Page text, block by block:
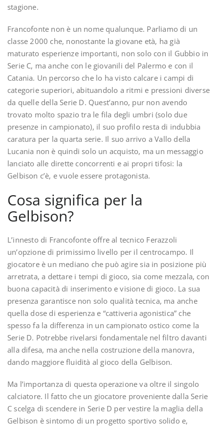
stagione.
Francofonte non è un nome qualunque. Parliamo di un
classe 2000 che, nonostante la giovane età, ha già
maturato esperienze importanti, non solo con il Gubbio in
Serie C, ma anche con le giovanili del Palermo e con il
Catania. Un percorso che lo ha visto calcare i campi di
categorie superiori, abituandolo a ritmi e pressioni diverse
da quelle della Serie D. Quest’anno, pur non avendo
trovato molto spazio tra le fila degli umbri (solo due
presenze in campionato), il suo profilo resta di indubbia
caratura per la quarta serie. Il suo arrivo a Vallo della
Lucania non è quindi solo un acquisto, ma un messaggio
lanciato alle dirette concorrenti e ai propri tifosi: la
Gelbison c’è, e vuole essere protagonista.
Cosa significa per la
Gelbison?
L’innesto di Francofonte offre al tecnico Ferazzoli
un’opzione di primissimo livello per il centrocampo. Il
giocatore è un mediano che può agire sia in posizione più
arretrata, a dettare i tempi di gioco, sia come mezzala, con
buona capacità di inserimento e visione di gioco. La sua
presenza garantisce non solo qualità tecnica, ma anche
quella dose di esperienza e “cattiveria agonistica” che
spesso fa la differenza in un campionato ostico come la
Serie D. Potrebbe rivelarsi fondamentale nel filtro davanti
alla difesa, ma anche nella costruzione della manovra,
dando maggiore fluidità al gioco della Gelbison.
Ma l’importanza di questa operazione va oltre il singolo
calciatore. Il fatto che un giocatore proveniente dalla Serie
C scelga di scendere in Serie D per vestire la maglia della
Gelbison è sintomo di un progetto sportivo solido e,